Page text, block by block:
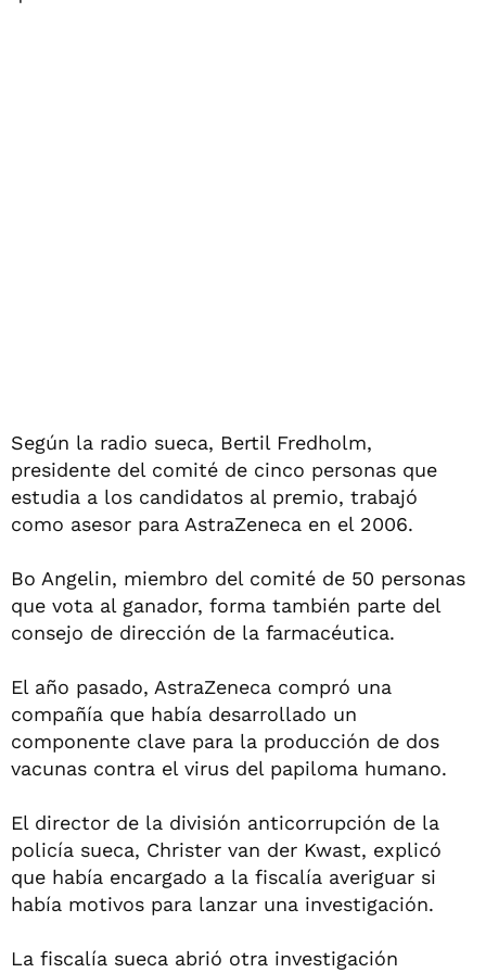
Según la radio sueca, Bertil Fredholm,
presidente del comité de cinco personas que
estudia a los candidatos al premio, trabajó
como asesor para AstraZeneca en el 2006.
Bo Angelin, miembro del comité de 50 personas
que vota al ganador, forma también parte del
consejo de dirección de la farmacéutica.
El año pasado, AstraZeneca compró una
compañía que había desarrollado un
componente clave para la producción de dos
vacunas contra el virus del papiloma humano.
El director de la división anticorrupción de la
policía sueca, Christer van der Kwast, explicó
que había encargado a la fiscalía averiguar si
había motivos para lanzar una investigación.
La fiscalía sueca abrió otra investigación